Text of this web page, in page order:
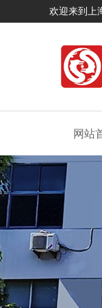
欢迎来到上
网站